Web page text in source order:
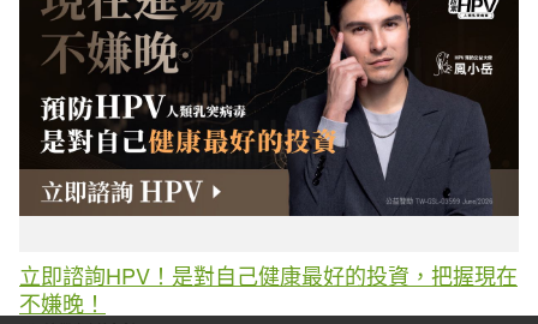
立即諮詢HPV！是對自己健康最好的投資，把握現在
不嫌晚！